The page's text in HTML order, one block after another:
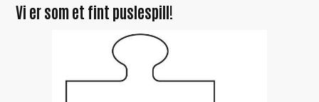
Vi er som et fint puslespill!